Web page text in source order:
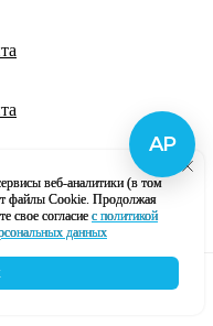
веб-аналитики (в том
файлы Cookie. Продолжая
свое согласие с политикой
данных